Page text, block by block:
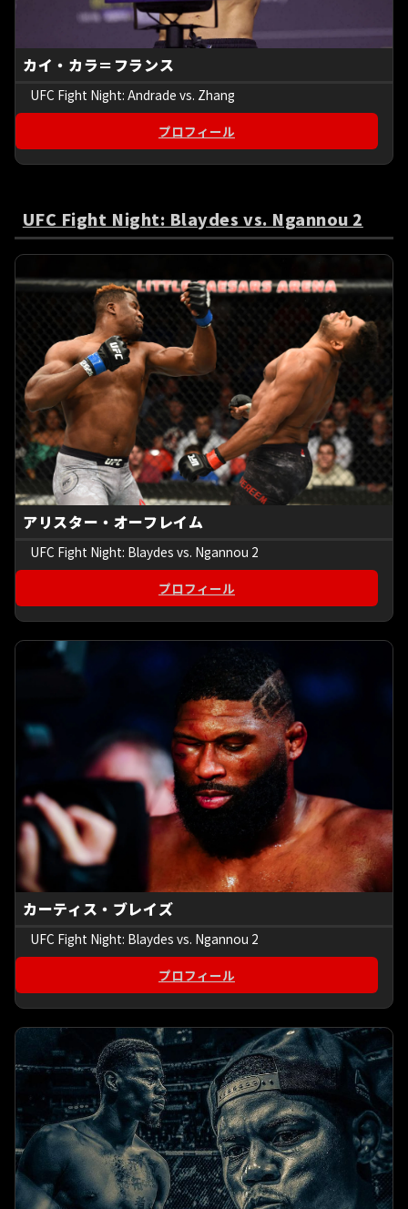
カイ・カラ＝フランス
UFC Fight Night: Andrade vs. Zhang
プロフィール
UFC Fight Night: Blaydes vs. Ngannou 2
アリスター・オーフレイム
UFC Fight Night: Blaydes vs. Ngannou 2
プロフィール
カーティス・ブレイズ
UFC Fight Night: Blaydes vs. Ngannou 2
プロフィール